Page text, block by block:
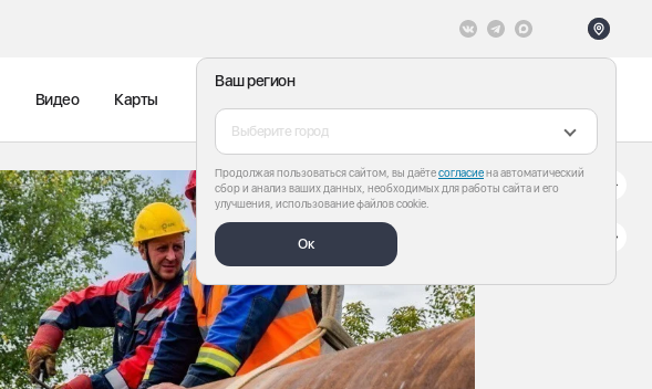
Ваш регион
Выберите город
Продолжая пользоваться сайтом, вы даётесогласиена автоматический
сбор и анализ ваших данных, необходимых для работы сайта и его
улучшения, использование файлов cookie.
Ок
Видео Карты